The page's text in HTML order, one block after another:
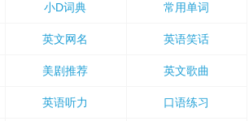
小D词典 常用单词
英文网名 英语笑话
美剧推荐 英文歌曲
英语听力 口语练习